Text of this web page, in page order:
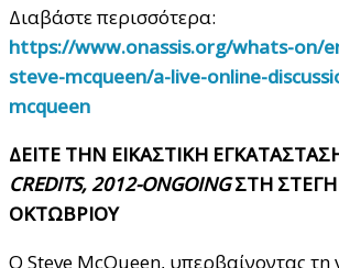
Διαβάστε περισσότερα:
https://www.onassis.org/whats-on/
steve-mcqueen/a-live-online-
mcqueen
ΔΕΙΤΕ ΤΗΝ ΕΙΚΑΣΤΙΚΗ
CREDITS, 2012-ONGOINGΣΤΗ ΣΤΕΓΗ
ΟΚΤΩΒΡΙΟΥ
Ο Steve McQueen, υπερβαίνοντας τη